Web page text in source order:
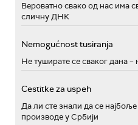
Вероватно свако од нас има
сличну ДНК
Nemogućnost tusiranja
Не туширате се сваког дана –
Cestitke za uspeh
Да ли сте знали да се
производе у Србији